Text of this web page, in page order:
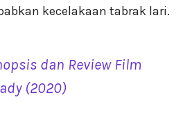
kecelakaan tabrak lari.
dan Review Film
(2020)